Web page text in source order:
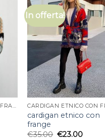
CARDIGAN ETNICO CON FRANGE
In offerta!
cardigan etnico con
frange
€35.00 €23.00